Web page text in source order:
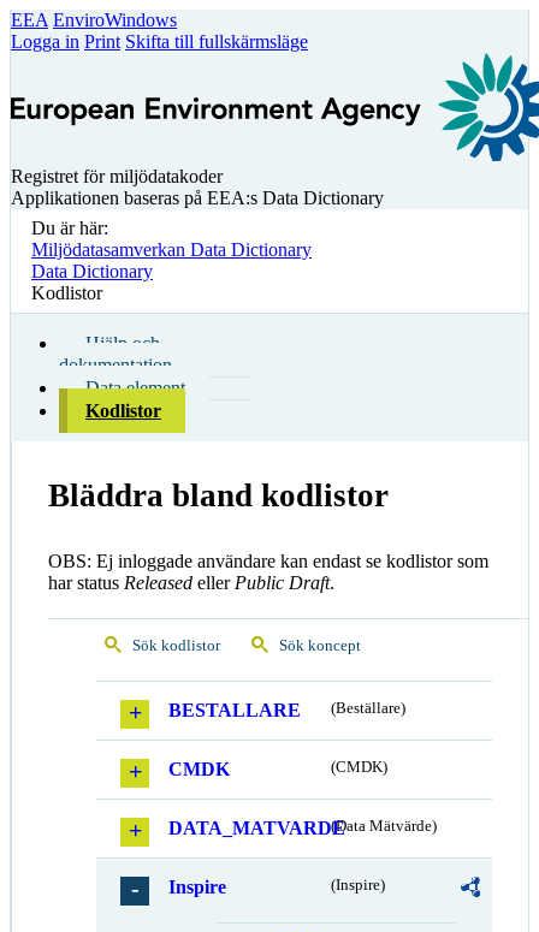
EEA EnviroWindows
Logga in Print Skifta till fullskärmsläge
Registret för miljödatakoder
Applikationen baseras på EEA:s Data Dictionary
Du är här:
Miljödatasamverkan Data Dictionary
Data Dictionary
Kodlistor
Hjälp och
dokumentation
Data element
Kodlistor
Bläddra bland kodlistor
OBS: Ej inloggade användare kan endast se kodlistor som
har status Released eller Public Draft.
Sök kodlistor Sök koncept
BESTALLARE (Beställare)
CMDK (CMDK)
DATA_MATVARDE(Data Mätvärde)
Inspire (Inspire)